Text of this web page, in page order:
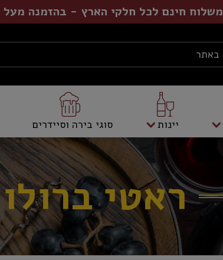
משלוח חינם לכל חלקי הארץ - בהזמנה מעל ₪300
יינות סוגי בירה וסיידרים
ראטי ברולו